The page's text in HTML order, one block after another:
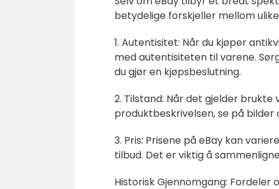
betydelige forskjeller mellom
1. Autentisitet: Når du kjøper
med autentisiteten til varene.
du gjør en kjøpsbeslutning.
2. Tilstand: Når det gjelder
produktbeskrivelsen, se på bilder
3. Pris: Prisene på eBay kan
tilbud. Det er viktig å
Historisk Gjennomgang: Fordeler